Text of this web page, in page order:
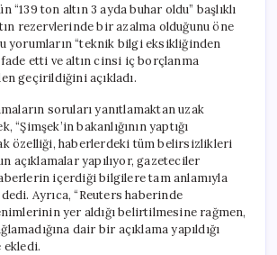
“139 ton altın 3 ayda buhar oldu” başlıklı
rezervlerinde bir azalma olduğunu öne
yorumların “teknik bilgi eksikliğinden
ifade etti ve altın cinsi iç borçlanma
geçirildiğini açıkladı.
soruları yanıtlamaktan uzak
“Şimşek’in bakanlığının yaptığı
özelliği, haberlerdeki tüm belirsizlikleri
açıklamalar yapılıyor, gazeteciler
içerdiği bilgilere tam anlamıyla
Ayrıca, “Reuters haberinde
yer aldığı belirtilmesine rağmen,
dair bir açıklama yapıldığı
ekledi.